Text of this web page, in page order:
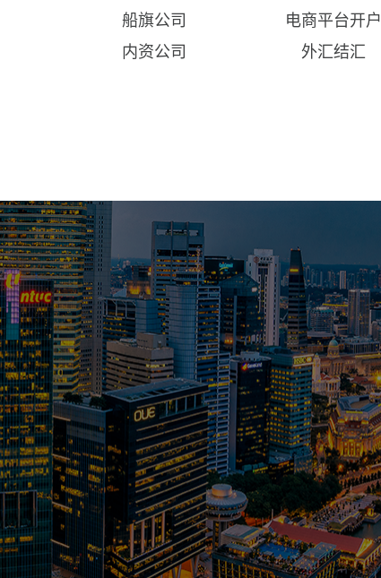
船旗公司
内资公司
电商平台开户
外汇结汇